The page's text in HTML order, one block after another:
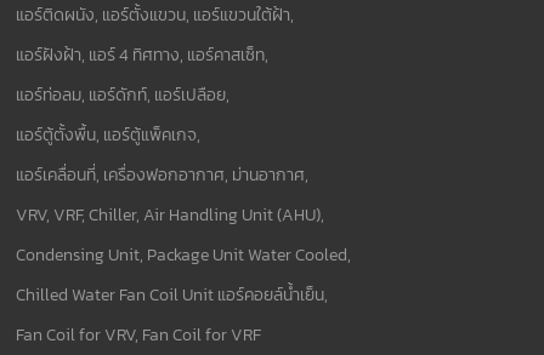
แอร์ติดผนัง, แอร์ตั้งแขวน, แอร์แขวนใต้ฝ้า,
แอร์ฝังฝ้า, แอร์ 4 ทิศทาง, แอร์คาสเซ็ท,
แอร์ท่อลม, แอร์ดักท์, แอร์เปลือย,
แอร์ตู้ตั้งพื้น, แอร์ตู้แพ็คเกจ,
แอร์เคลื่อนที่, เครื่องฟอกอากาศ, ม่านอากาศ,
VRV, VRF, Chiller, Air Handling Unit (AHU),
Condensing Unit, Package Unit Water Cooled,
Chilled Water Fan Coil Unit แอร์คอยล์น้ำเย็น,
Fan Coil for VRV, Fan Coil for VRF